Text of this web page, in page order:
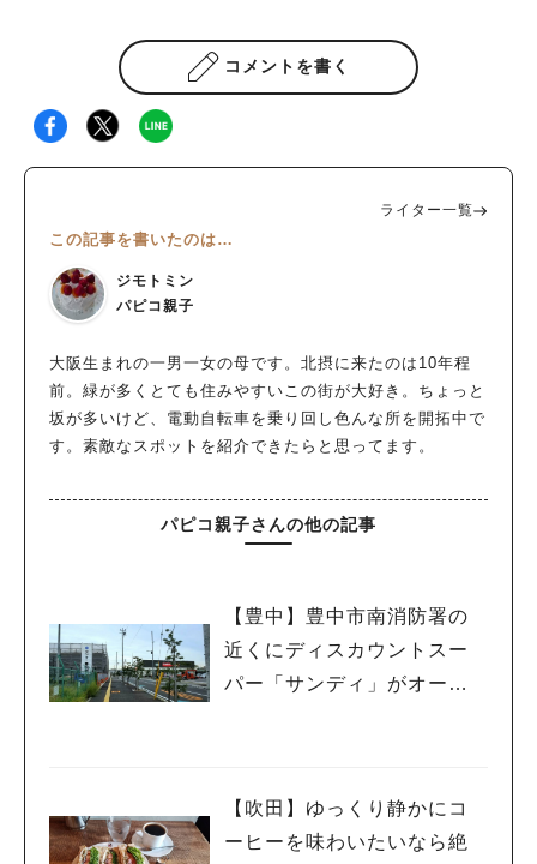
コメントを書く
ライター一覧
この記事を書いたのは…
ジモトミン
パピコ親子
大阪生まれの一男一女の母です。北摂に来たのは10年程
前。緑が多くとても住みやすいこの街が大好き。ちょっと
坂が多いけど、電動自転車を乗り回し色んな所を開拓中で
す。素敵なスポットを紹介できたらと思ってます。
パピコ親子さんの他の記事
【豊中】豊中市南消防署の
近くにディスカウントスー
パー「サンディ」がオープ
【吹田】ゆっくり静かにコ
ーヒーを味わいたいなら絶